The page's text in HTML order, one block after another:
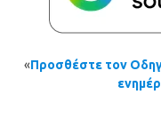
«Προσθέστε τον